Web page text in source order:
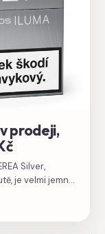
prodeji,
Silver,
je velmi jemná